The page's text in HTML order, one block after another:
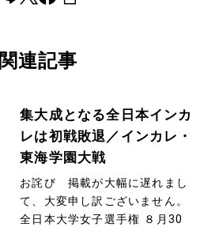
関連記事
集大成となる全日本インカ
レは初戦敗退／インカレ・
東海学園大戦
お詫び 掲載が大幅に遅れまし
て、大変申し訳ございません。
全日本大学女子選手権 ８月30